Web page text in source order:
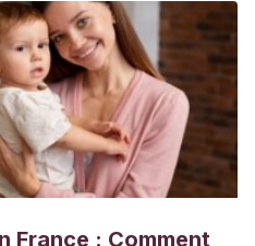
en internet: un
y su investigación. Digithum,
article/view/373040
France : Comment